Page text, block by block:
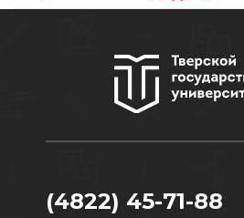
(4822) 45-71-88